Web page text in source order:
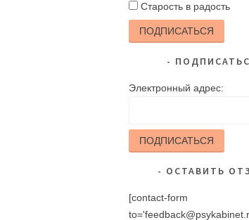
Старость в радость
ПОДПИСАТЬСЯ
Электронный адрес:
ПОДПИСАТЬСЯ
ОСТАВИТЬ
[contact-form